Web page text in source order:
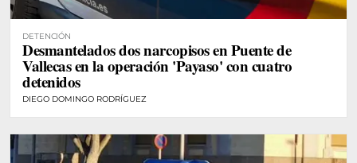
DETENCIÓN
Desmantelados dos narcopisos en Puente de
Vallecas en la operación 'Payaso' con cuatro
detenidos
DIEGO DOMINGO RODRÍGUEZ